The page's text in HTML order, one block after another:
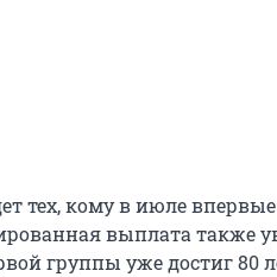
тех, кому в июле
выплата также
группы уже достиг 80